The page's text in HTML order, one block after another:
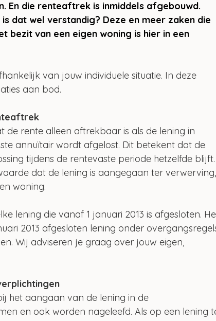
En die renteaftrek is inmiddels afgebouwd.
dat wel verstandig? Deze en meer zaken die
bezit van een eigen woning is hier in een
van jouw individuele situatie. In deze
aan bod.
de rente alleen aftrekbaar is als de lening in
annuïtair wordt afgelost. Dit betekent dat de
tijdens de rentevaste periode hetzelfde
dat de lening is aangegaan ter
woning.
lening die vanaf 1 januari 2013 is afgesloten.
2013 afgesloten lening onder
Wij adviseren je graag over jouw eigen,
het aangaan van de lening in de
en ook worden nageleefd. Als op een lening